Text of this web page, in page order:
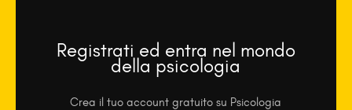
Registrati ed entra nel mondo
della psicologia
Crea il tuo account gratuito su Psicologia